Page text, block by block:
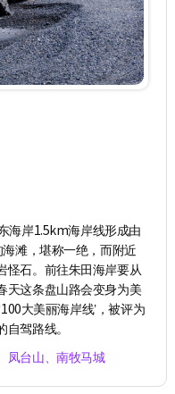
海岸1.5km海岸线形成由
滩，堪称一绝，而附近
怪石。前往朱田海岸要从
天这条盘山路会变身为美
大美丽海岸线’，被评为
驾路线。
凤台山、南牧马城